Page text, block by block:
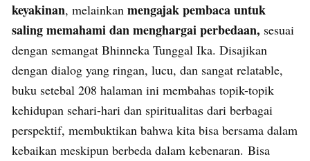
keyakinan, melainkan mengajak pembaca untuk
saling memahami dan menghargai perbedaan, sesuai
dengan semangat Bhinneka Tunggal Ika. Disajikan
dengan dialog yang ringan, lucu, dan sangat relatable,
buku setebal 208 halaman ini membahas topik-topik
kehidupan sehari-hari dan spiritualitas dari berbagai
perspektif, membuktikan bahwa kita bisa bersama dalam
kebaikan meskipun berbeda dalam kebenaran. Bisa